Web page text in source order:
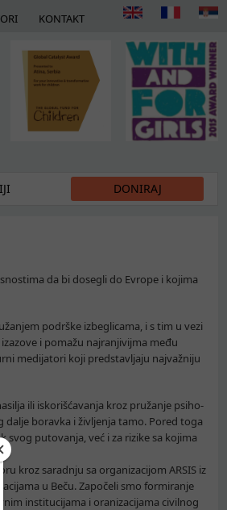
KONTAKT
DONIRAJ
da bi dosegli do Evrope i kojima
podrške izbeglicama, i s tim u vezi
i pomažu najranjivijma među
medijatori koji predstavljaju najvažniju
ili iskorišćavanja kroz pružanje psiho-
boravka i življenja tamo. Pored toga
putovanja, već i za rizike sa kojima
kroz saradnju sa organizacijom ARSIS iz
u Beču. Započeli smo formiranje
institucijama i oranizacijama civilnog